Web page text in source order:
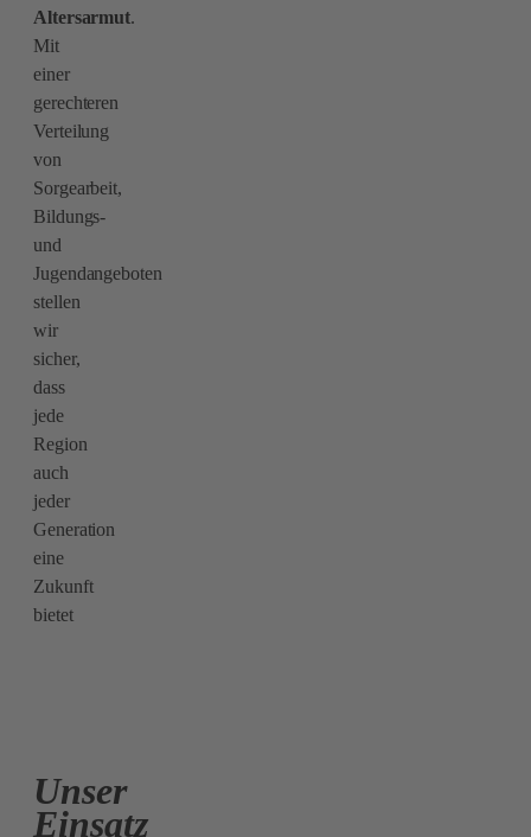
Altersarmut.
Mit
einer
gerechteren
Verteilung
von
Sorgearbeit,
Bildungs-
und
Jugendangeboten
stellen
wir
sicher,
dass
jede
Region
auch
jeder
Generation
eine
Zukunft
bietet
Unser
Einsatz